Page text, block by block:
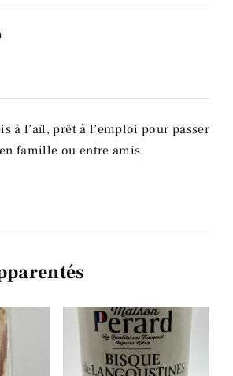
à l’aïl, prêt à l’emploi pour passer
famille ou entre amis.